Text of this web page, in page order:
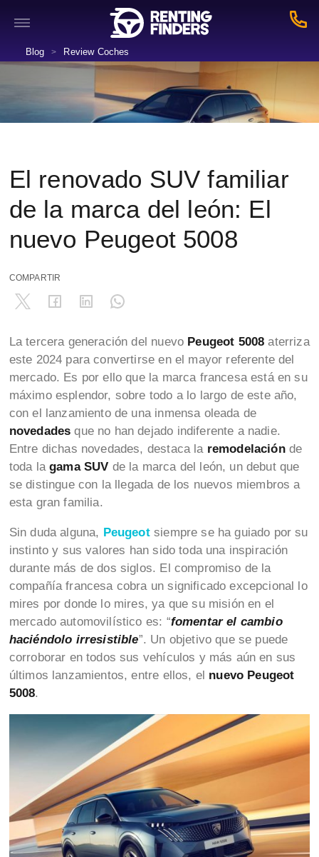
Blog > Review Coches
El renovado SUV familiar
de la marca del león: El
nuevo Peugeot 5008
COMPARTIR
La tercera generación del nuevo Peugeot 5008 aterriza
este 2024 para convertirse en el mayor referente del
mercado. Es por ello que la marca francesa está en su
máximo esplendor, sobre todo a lo largo de este año,
con el lanzamiento de una inmensa oleada de
novedadesque no han dejado indiferente a nadie.
Entre dichas novedades, destaca la remodelación de
toda lagama SUV de la marca del león, un debut que
se distingue con la llegada de los nuevos miembros a
esta gran familia.
Sin duda alguna, Peugeotsiempre se ha guiado por su
instinto y sus valores han sido toda una inspiración
durante más de dos siglos. El compromiso de la
compañía francesa cobra un significado excepcional lo
mires por donde lo mires, ya que su misión en el
mercado automovilístico es: “fomentar el cambio
haciéndolo irresistible”. Un objetivo que se puede
corroborar en todos sus vehículos y más aún en sus
últimos lanzamientos, entre ellos, el nuevo Peugeot
5008.